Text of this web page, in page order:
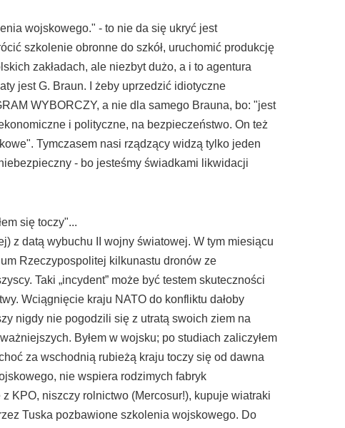
wojskowego." - to nie da się ukryć jest
szkolenie obronne do szkół, uruchomić produkcję
zakładach, ale niezbyt dużo, a i to agentura
jest G. Braun. I żeby uprzedzić idiotyczne
WYBORCZY, a nie dla samego Brauna, bo: "jest
i polityczne, na bezpieczeństwo. On też
Tymczasem nasi rządzący widzą tylko jeden
- bo jesteśmy świadkami likwidacji
"Historia kołem się toczy"...
z datą wybuchu II wojny światowej. W tym miesiącu
Rzeczypospolitej kilkunastu dronów ze
Taki „incydent” może być testem skuteczności
Wciągnięcie kraju NATO do konfliktu dałoby
nigdy nie pogodzili się z utratą swoich ziem na
Byłem w wojsku; po studiach zaliczyłem
za wschodnią rubieżą kraju toczy się od dawna
nie wspiera rodzimych fabryk
KPO, niszczy rolnictwo (Mercosur!), kupuje wiatraki
Tuska pozbawione szkolenia wojskowego. Do